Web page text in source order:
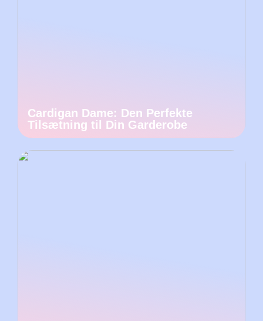
Cardigan Dame: Den Perfekte
Tilsætning til Din Garderobe